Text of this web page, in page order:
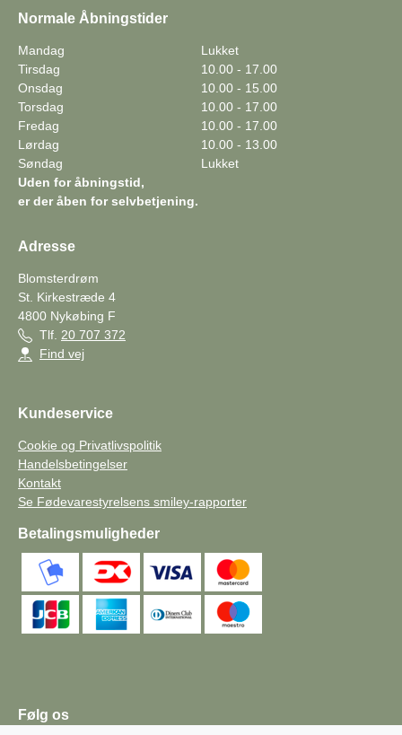
Normale Åbningstider
Mandag
Lukket
Tirsdag
10.00 - 17.00
Onsdag
10.00 - 15.00
Torsdag
10.00 - 17.00
Fredag
10.00 - 17.00
Lørdag
10.00 - 13.00
Søndag
Lukket
Uden for åbningstid,
er der åben for selvbetjening.
Adresse
Blomsterdrøm
St. Kirkestræde 4
4800 Nykøbing F
Tlf. 20 707 372
Find vej
Kundeservice
Cookie og Privatlivspolitik
Handelsbetingelser
Kontakt
Se Fødevarestyrelsens smiley-rapporter
Betalingsmuligheder
Følg os